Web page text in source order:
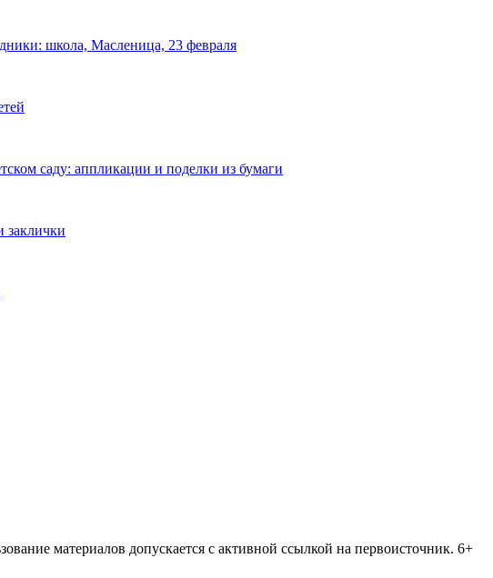
школа, Масленица, 23 февраля
саду: аппликации и поделки из бумаги
заклички
материалов допускается с активной ссылкой на первоисточник. 6+